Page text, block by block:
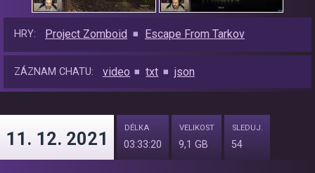
HRY: Project Zomboid Escape From Tarkov
ZÁZNAM CHATU: video txt json
11. 12. 2021
DÉLKA
03:33:20
VELIKOST
9,1 GB
SLEDUJ.
54